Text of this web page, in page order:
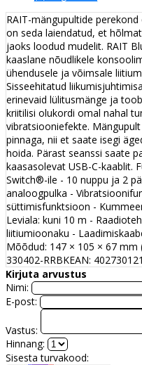
RAIT-mängupultide
on seda laiendatud, et
jaoks loodud mudelit. RAIT
kaaslane nõudlikele
ühendusele ja võimsale
Sisseehitatud
erinevaid lülitusmänge ja
kriitilisi olukordi omal nahal
vibratsiooniefekte.
pinnaga, nii et saate isegi
hoida. Pärast seanssi saate
kaasasolevat USB-C-kaablit.
Switch®-ile - 10 nuppu ja 2
analoogpulka -
süttimisfunktsioon -
Leviala: kuni 10 m -
liitiumioonaku -
Mõõdud: 147 × 105 × 67 mm
330402-RRBKEAN:
Kirjuta arvustus
Nimi:
E-post:
Vastus:
Hinnang:
Sisesta turvakood: